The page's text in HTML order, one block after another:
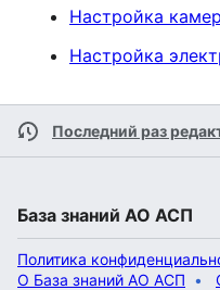
Настройка
Настройка
Последний раз
База знаний АО АСП
Политика
О База знаний АО АСП